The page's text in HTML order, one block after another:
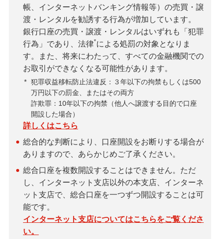
帳、インターネットバンキング情報等）の売買・譲
渡・レンタルを勧誘する行為が増加しています。
銀行口座の売買・譲渡・レンタルはいずれも「犯罪
行為」であり、法律*による処罰の対象となりま
す。また、将来にわたって、すべての金融機関での
お取引ができなくなる可能性があります。
* 犯罪収益移転防止法違反：３年以下の拘禁もしくは500
万円以下の罰金、またはその両方
詐欺罪：10年以下の拘禁（他人へ譲渡する目的で口座
開設した場合）
詳しくはこちら
総合的な判断により、口座開設をお断りする場合が
ありますので、あらかじめご了承ください。
総合口座を複数開設することはできません。ただ
し、インターネット支店以外の本支店、インターネ
ット支店で、総合口座を一つずつ開設することは可
能です。
インターネット支店についてはこちらをご覧くださ
い。